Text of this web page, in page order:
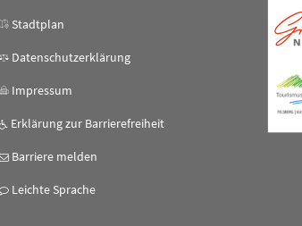
Stadtplan
Datenschutzerklärung
Impressum
Erklärung zur Barrierefreiheit
Barriere melden
Leichte Sprache